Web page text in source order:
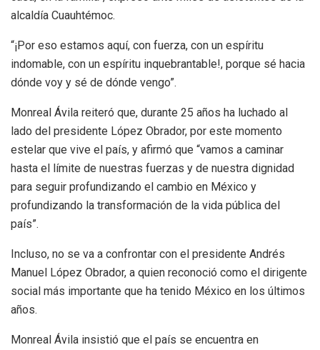
alcaldía Cuauhtémoc.
“¡Por eso estamos aquí, con fuerza, con un espíritu
indomable, con un espíritu inquebrantable!, porque sé hacia
dónde voy y sé de dónde vengo”.
Monreal Ávila reiteró que, durante 25 años ha luchado al
lado del presidente López Obrador, por este momento
estelar que vive el país, y afirmó que “vamos a caminar
hasta el límite de nuestras fuerzas y de nuestra dignidad
para seguir profundizando el cambio en México y
profundizando la transformación de la vida pública del
país”.
Incluso, no se va a confrontar con el presidente Andrés
Manuel López Obrador, a quien reconoció como el dirigente
social más importante que ha tenido México en los últimos
años.
Monreal Ávila insistió que el país se encuentra en